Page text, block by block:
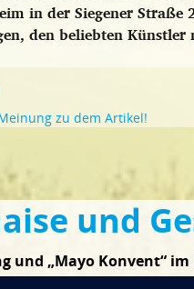
in der Siegener
den beliebten Künstler
zu dem Artikel!
und
und „Mayo Konvent“